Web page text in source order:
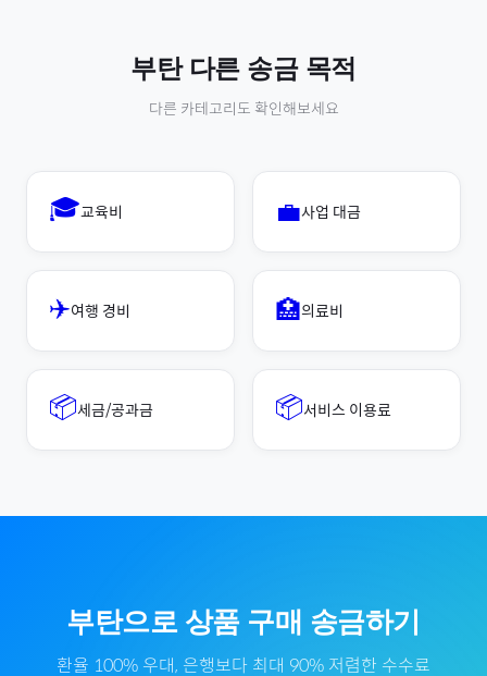
부탄다른 송금 목적
다른 카테고리도 확인해보세요
🎓교육비 💼사업 대금
✈️여행 경비 🏥의료비
📦세금/공과금 📦서비스 이용료
부탄으로 상품 구매 송금하기
환율 100% 우대, 은행보다 최대 90% 저렴한 수수료